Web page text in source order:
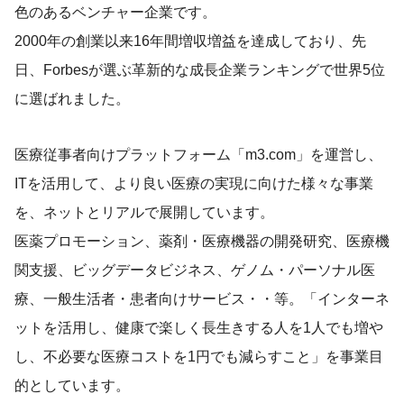
色のあるベンチャー企業です。
2000年の創業以来16年間増収増益を達成しており、先
日、Forbesが選ぶ革新的な成長企業ランキングで世界5位
に選ばれました。
医療従事者向けプラットフォーム「m3.com」を運営し、
ITを活用して、より良い医療の実現に向けた様々な事業
を、ネットとリアルで展開しています。
医薬プロモーション、薬剤・医療機器の開発研究、医療機
関支援、ビッグデータビジネス、ゲノム・パーソナル医
療、一般生活者・患者向けサービス・・等。「インターネ
ットを活用し、健康で楽しく長生きする人を1人でも増や
し、不必要な医療コストを1円でも減らすこと」を事業目
的としています。